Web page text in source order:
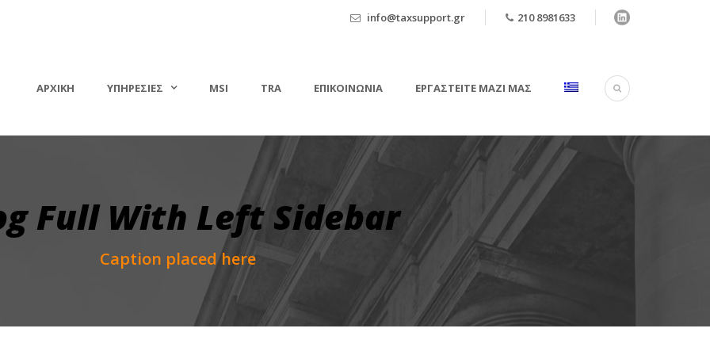
info@taxsupport.gr 210 8981633
ΑΡΧΙΚΗ ΥΠΗΡΕΣΙΕΣ MSI TRA ΕΠΙΚΟΙΝΩΝΙΑ ΕΡΓΑΣΤΕΊΤΕ ΜΑΖΊ ΜΑΣ
Full With Left Sidebar
Caption placed here